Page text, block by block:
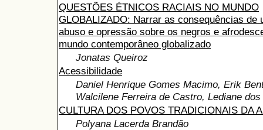
QUESTÕES ÉTNICOS RACIAIS NO MUNDO
GLOBALIZADO: Narrar as consequências de
abuso e opressão sobre os negros e
mundo contemporâneo globalizado
Jonatas Queiroz
Acessibilidade
Daniel Henrique Gomes Macimo, Erik
Walcilene Ferreira de Castro, Lediane
CULTURA DOS POVOS TRADICIONAIS DA
Polyana Lacerda Brandão